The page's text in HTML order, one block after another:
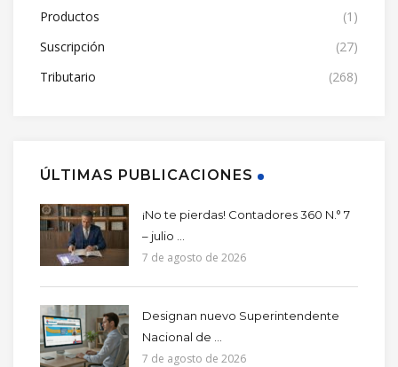
Productos
(1)
Suscripción
(27)
Tributario
(268)
ÚLTIMAS PUBLICACIONES
¡No te pierdas! Contadores 360 N.° 7
– julio ...
7 de agosto de 2026
Designan nuevo Superintendente
Nacional de ...
7 de agosto de 2026